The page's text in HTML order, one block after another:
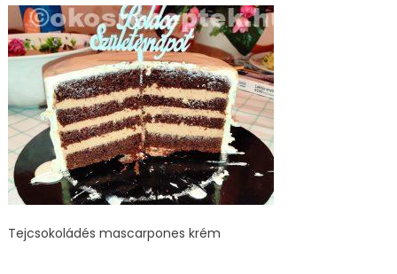
Tejcsokoládés mascarpones krém